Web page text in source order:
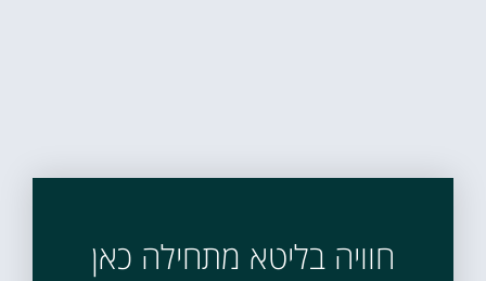
חוויה בליטא מתחילה כאן